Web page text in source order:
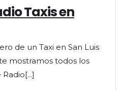
Taxis en
de un Taxi en San Luis
mostramos todos los